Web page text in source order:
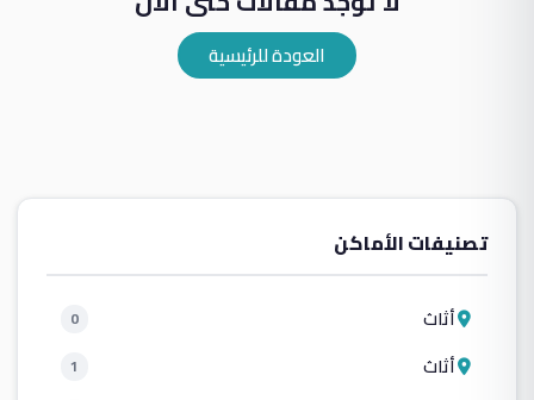
العودة للرئيسية
تصنيفات الأماكن
أثاث 0
أثاث 1